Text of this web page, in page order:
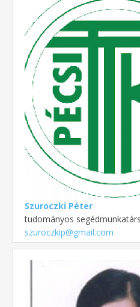
Szuroczki Péter
tudományos segédmunkatárs
szuroczkip@gmail.com